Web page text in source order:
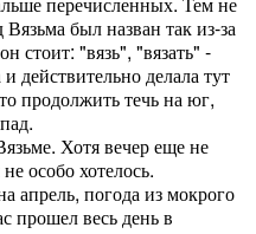
был назван так из-за
стоит: "вязь", "вязать" -
действительно делала тут
продолжить течь на юг,
Хотя вечер еще не
особо хотелось.
апрель, погода из мокрого
прошел весь день в